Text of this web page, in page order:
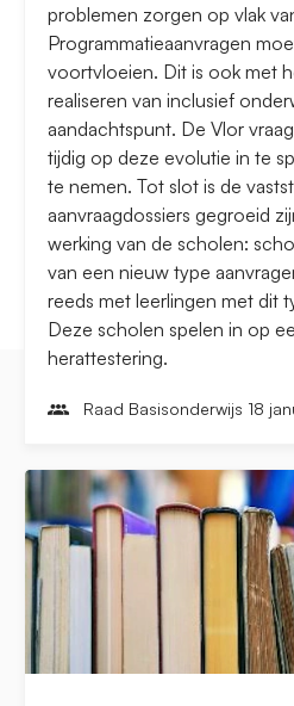
problemen zorgen op vlak
Programmatieaanvragen
voortvloeien. Dit is ook met
realiseren van inclusief
aandachtspunt. De Vlor
tijdig op deze evolutie in te
te nemen. Tot slot is de
aanvraagdossiers gegroeid
werking van de scholen:
van een nieuw type
reeds met leerlingen met dit
Deze scholen spelen in op
herattestering.
Raad Basisonderwijs 18